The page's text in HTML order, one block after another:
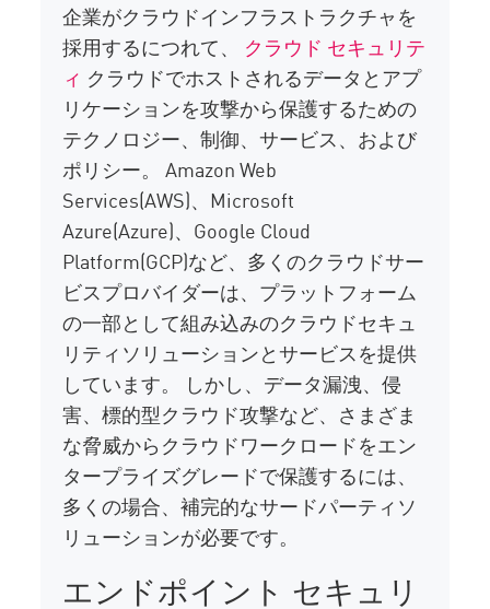
企業がクラウドインフラストラクチャを
採用するにつれて、 クラウド セキュリテ
ィ クラウドでホストされるデータとアプ
リケーションを攻撃から保護するための
テクノロジー、制御、サービス、および
ポリシー。 Amazon Web
Services(AWS)、Microsoft
Azure(Azure)、Google Cloud
Platform(GCP)など、多くのクラウドサー
ビスプロバイダーは、プラットフォーム
の一部として組み込みのクラウドセキュ
リティソリューションとサービスを提供
しています。 しかし、データ漏洩、侵
害、標的型クラウド攻撃など、さまざま
な脅威からクラウドワークロードをエン
タープライズグレードで保護するには、
多くの場合、補完的なサードパーティソ
リューションが必要です。
エンドポイント セキュリ